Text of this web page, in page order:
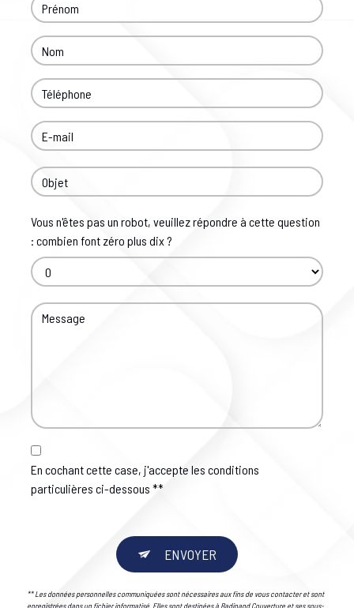
Vous n'êtes pas un robot, veuillez répondre à cette question
: combien font zéro plus dix ?
En cochant cette case, j'accepte les conditions
particulières ci-dessous **
ENVOYER
** Les données personnelles communiquées sont nécessaires aux fins de vous contacter et sont
enregistrées dans un fichier informatisé. Elles sont destinées à Badinand Couverture et ses sous-